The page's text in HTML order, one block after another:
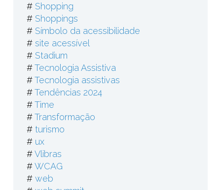
# Shopping
# Shoppings
# Símbolo da acessibilidade
# site acessível
# Stadium
#Tecnologia Assistiva
#Tecnologia assistivas
#Tendências 2024
#Time
#Transformação
# turismo
# ux
#Vlibras
#WCAG
# web